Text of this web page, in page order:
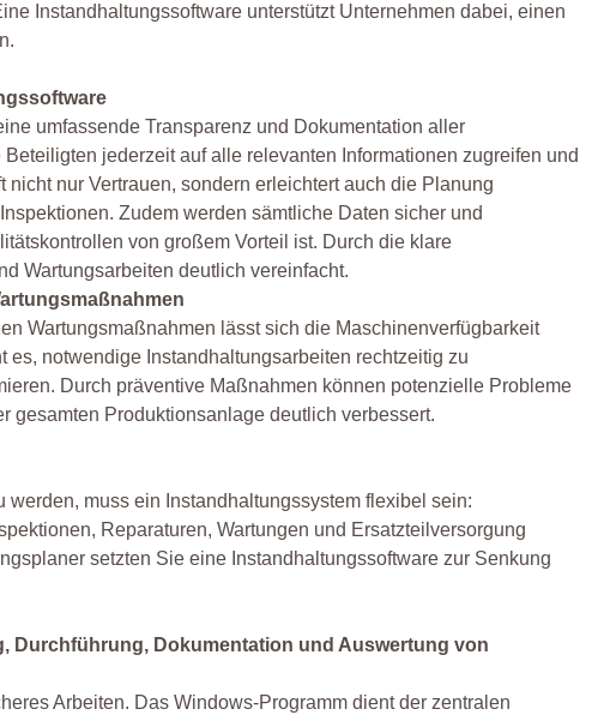
Instandhaltungssoftware unterstützt Unternehmen dabei, einen
umfassende Transparenz und Dokumentation aller
jederzeit auf alle relevanten Informationen zugreifen und
nur Vertrauen, sondern erleichtert auch die Planung
Zudem werden sämtliche Daten sicher und
von großem Vorteil ist. Durch die klare
Wartungsarbeiten deutlich vereinfacht.
Wartungsmaßnahmen lässt sich die Maschinenverfügbarkeit
notwendige Instandhaltungsarbeiten rechtzeitig zu
Durch präventive Maßnahmen können potenzielle Probleme
gesamten Produktionsanlage deutlich verbessert.
muss ein Instandhaltungssystem flexibel sein:
Reparaturen, Wartungen und Ersatzteilversorgung
setzten Sie eine Instandhaltungssoftware zur Senkung
Durchführung, Dokumentation und Auswertung von
Arbeiten. Das Windows-Programm dient der zentralen